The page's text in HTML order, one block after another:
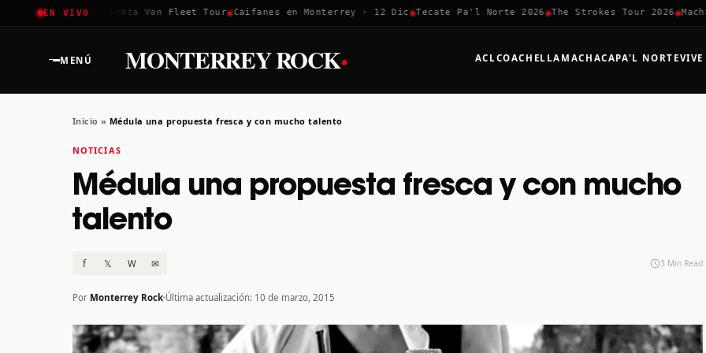
EN VIVO
Coachella 2026✱ Greta Van Fleet Tour✱Caifanes en Monterrey · 12 Dic ✱Tecate Pa'l Norte 2026✱The Strokes Tour 2026✱
MENÚ MONTERREY ROCK· ACLCOACHELLA MACHACAPA'L NORTE
Inicio » Médula una propuesta fresca y con mucho talento
NOTICIAS
Médula una propuesta fresca y con mucho
talento
f 𝕏 W ✉ 3 Min Read
Por Monterrey Rock Última actualización: 10 de marzo, 2015